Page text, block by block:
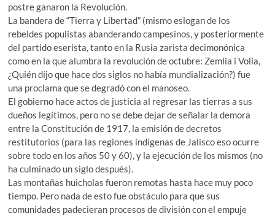
postre ganaron la Revolución.
La bandera de “Tierra y Libertad” (mismo eslogan de los
rebeldes populistas abanderando campesinos, y posteriormente
del partido eserista, tanto en la Rusia zarista decimonónica
como en la que alumbra la revolución de octubre: Zemlia i Volia,
¿Quién dijo que hace dos siglos no había mundialización?) fue
una proclama que se degradó con el manoseo.
El gobierno hace actos de justicia al regresar las tierras a sus
dueños legítimos, pero no se debe dejar de señalar la demora
entre la Constitución de 1917, la emisión de decretos
restitutorios (para las regiones indígenas de Jalisco eso ocurre
sobre todo en los años 50 y 60), y la ejecución de los mismos (no
ha culminado un siglo después).
Las montañas huicholas fueron remotas hasta hace muy poco
tiempo. Pero nada de esto fue obstáculo para que sus
comunidades padecieran procesos de división con el empuje